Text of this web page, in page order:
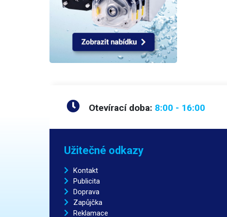
Otevírací doba: 8:00 - 16:00
Užitečné odkazy
Kontakt
Publicita
Doprava
Zapůjčka
Reklamace